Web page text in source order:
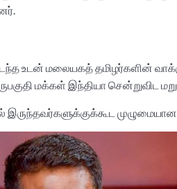
உடன் மலையகத் தமிழர்களின்
மக்கள் இந்தியா சென்றுவிட